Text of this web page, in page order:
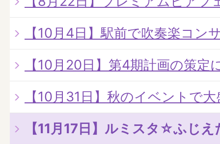
【10月4日】駅前で吹奏楽コン
【10月20日】第4期計画の策定
【10月31日】秋のイベントで
【11月17日】ルミスタ☆ふじえ